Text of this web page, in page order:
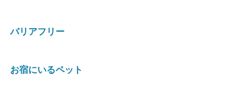
バリアフリー
お宿にいるペット